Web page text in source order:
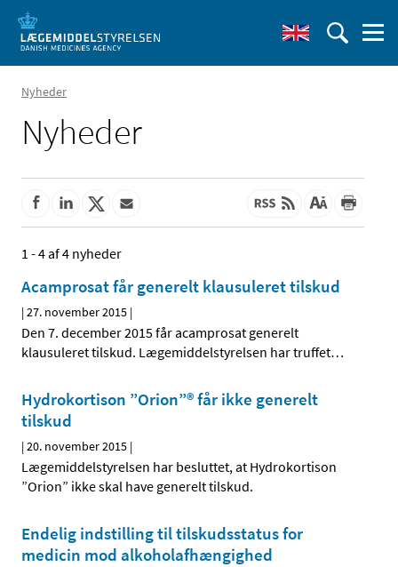
Nyheder
Nyheder
1 - 4 af 4 nyheder
Acamprosat får generelt klausuleret tilskud
|27. november 2015 |
Den 7. december 2015 får acamprosat generelt
klausuleret tilskud. Lægemiddelstyrelsen har truffet…
Hydrokortison ”Orion”® får ikke generelt
tilskud
|20. november 2015 |
Lægemiddelstyrelsen har besluttet, at Hydrokortison
”Orion” ikke skal have generelt tilskud.
Endelig indstilling til tilskudsstatus for
medicin mod alkoholafhængighed